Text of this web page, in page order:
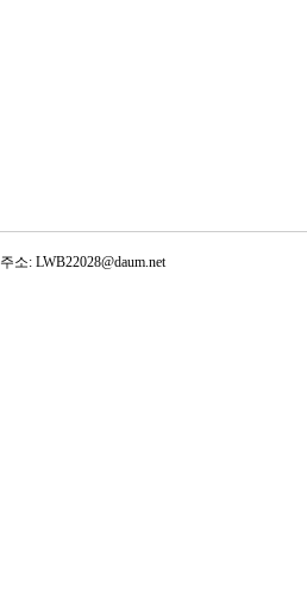
소: LWB22028@daum.net